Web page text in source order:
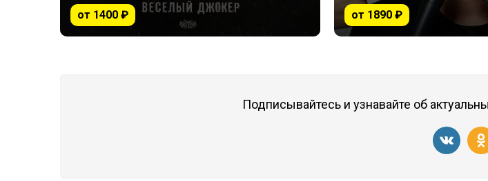
от 1400 ₽ от 1890 ₽
Подписывайтесь и узнавайте об